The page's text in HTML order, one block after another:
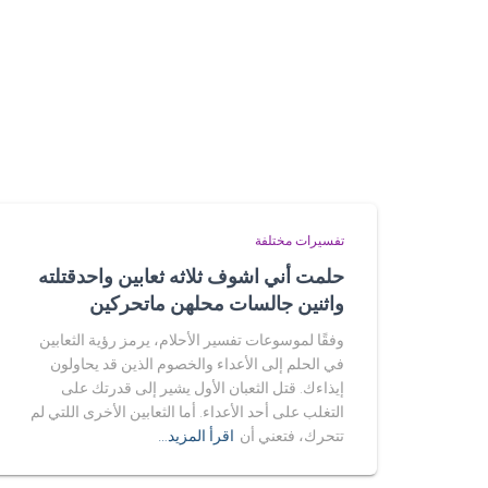
تفسيرات مختلفة
حلمت أني اشوف ثلاثه ثعابين واحدقتلته
واثنين جالسات محلهن ماتحركين
وفقًا لموسوعات تفسير الأحلام، يرمز رؤية الثعابين
في الحلم إلى الأعداء والخصوم الذين قد يحاولون
إيذاءك. قتل الثعبان الأول يشير إلى قدرتك على
التغلب على أحد الأعداء. أما الثعابين الأخرى اللتي لم
تتحرك، فتعني أن اقرأ المزيد…